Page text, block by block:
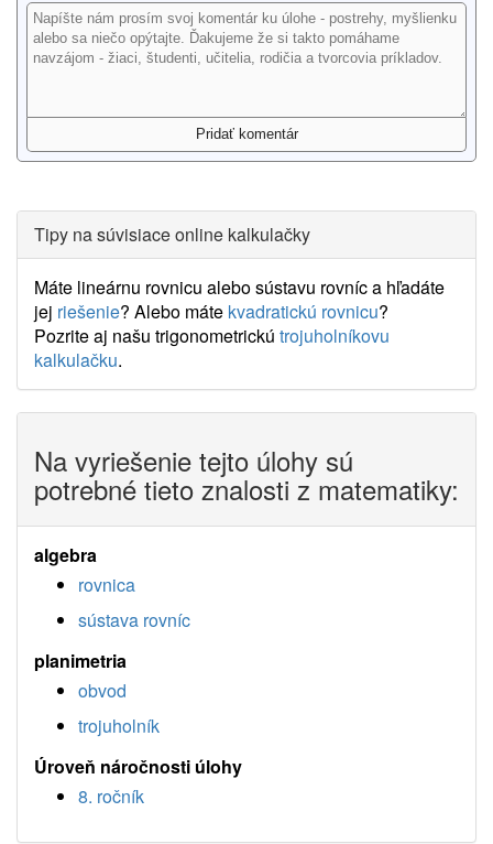
Tipy na súvisiace online kalkulačky
Máte lineárnu rovnicu alebo sústavu rovníc a hľadáte
jej riešenie? Alebo máte kvadratickú rovnicu?
Pozrite aj našu trigonometrickú trojuholníkovu
kalkulačku.
Na vyriešenie tejto úlohy sú
potrebné tieto znalosti z matematiky:
algebra
rovnica
sústava rovníc
planimetria
obvod
trojuholník
Úroveň náročnosti úlohy
8. ročník